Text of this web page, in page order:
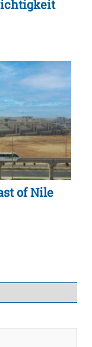
of Nile